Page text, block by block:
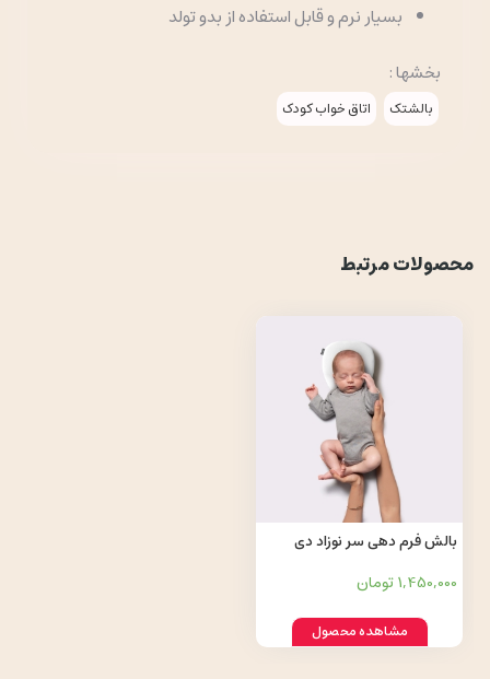
بسیار نرم و قابل استفاده از بدو تولد
بخشها :
بالشتک اتاق خواب کودک
محصولات مرتبط
بالش فرم دهی سر نوزاد دی
1,450,000 تومان
مشاهده محصول